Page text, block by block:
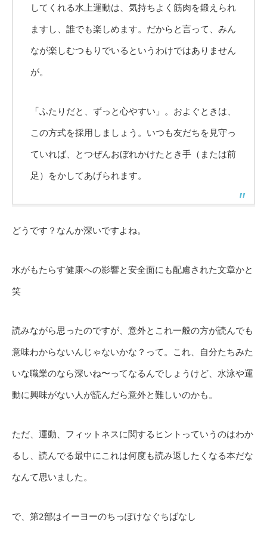
してくれる水上運動は、気持ちよく筋肉を鍛えられ
ますし、誰でも楽しめます。だからと言って、みん
なが楽しむつもりでいるというわけではありません
が。
「ふたりだと、ずっと心やすい」。およぐときは、
この方式を採用しましょう。いつも友だちを見守っ
ていれば、とつぜんおぼれかけたとき手（または前
足）をかしてあげられます。
どうです？なんか深いですよね。
水がもたらす健康への影響と安全面にも配慮された文章かと
笑
読みながら思ったのですが、意外とこれ一般の方が読んでも
意味わからないんじゃないかな？って。これ、自分たちみた
いな職業のなら深いね〜ってなるんでしょうけど、水泳や運
動に興味がない人が読んだら意外と難しいのかも。
ただ、運動、フィットネスに関するヒントっていうのはわか
るし、読んでる最中にこれは何度も読み返したくなる本だな
なんて思いました。
で、第2部はイーヨーのちっぽけなぐちばなし